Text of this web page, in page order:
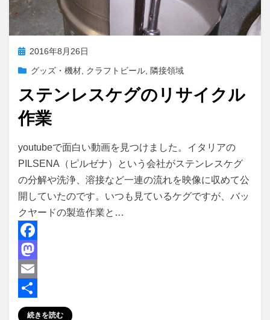
投 2016年8月26日
グッズ・機材 クラフトビール 隣接領域
ステンレスケグのリサイクル
作業
投稿者master
youtubeで面白い動画を見つけました。イタリアの
PILSENA（ピルゼナ）という会社がステンレスケグ
の分解や洗浄、溶接など一連の流れを映像に収めて公
開していたのです。いつも見ているケグですが、バッ
クヤードの製造作業と…
F
a
c
e
M
a
s
E
m
共
続きを読む